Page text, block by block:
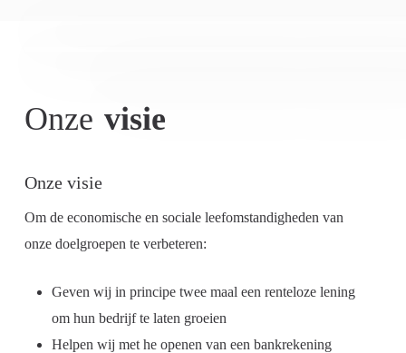
Onze visie
Onze visie
Om de economische en sociale leefomstandigheden van
onze doelgroepen te verbeteren:
Geven wij in principe twee maal een renteloze lening
om hun bedrijf te laten groeien
Helpen wij met he openen van een bankrekening